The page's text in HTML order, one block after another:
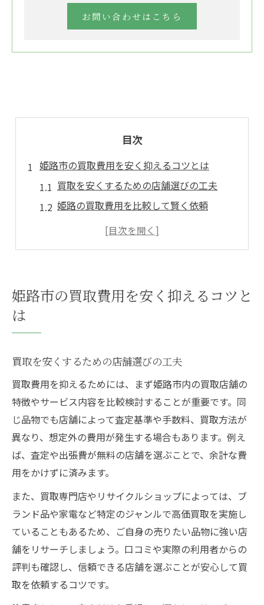
お問い合わせはこちら
目次
姫路市の買取費用を安く抑えるコツとは
買取を安くするための店舗選びの工夫
姫路の買取費用を比較して賢く依頼
不用品買取で費用を抑える申込タイミング
不用品買取で知っておきたい姫路市の相場感
姫路の買取相場は品目ごとに異なる理由
買取相場を見極める査定基準のポイント
複数店舗で見積もることのメリットとは
出張買取利用時の費用や注意点を徹底解説
出張買取の費用発生パターンを解説
姫路で安心して出張買取を頼むコツ
出張買取の費用トラブルを防ぐ確認事項
自宅での買取査定時に気をつけたい点
安心して任せる買取の流れと費用削減術
買取の流れを事前に知って費用を抑える
買取依頼前に準備したいチェックリスト
姫路市で安心できる買取業者の選び方
姫路市の買取費用を安く抑えるコツと
は
買取を安くするための店舗選びの工夫
買取費用を抑えるためには、まず姫路市内の買取店舗の
特徴やサービス内容を比較検討することが重要です。同
じ品物でも店舗によって査定基準や手数料、買取方法が
異なり、想定外の費用が発生する場合もあります。例え
ば、査定や出張費が無料の店舗を選ぶことで、余計な費
用をかけずに済みます。
また、買取専門店やリサイクルショップによっては、ブ
ランド品や家電など特定のジャンルで高価買取を実施し
ていることもあるため、ご自身の売りたい品物に強い店
舗をリサーチしましょう。口コミや実際の利用者からの
評判も確認し、信頼できる店舗を選ぶことが安心して買
取を依頼するコツです。